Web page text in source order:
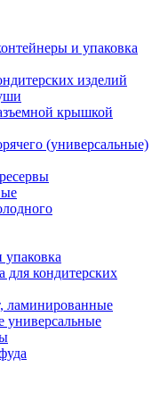
и упаковка
изделий
крышкой
(универсальные)
для кондитерских
ламинированные
универсальные